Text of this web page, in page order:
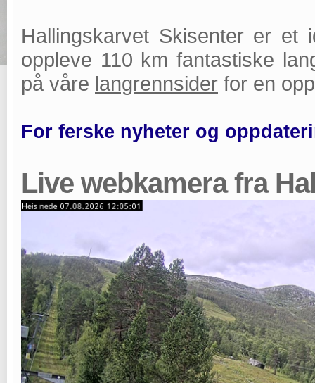
Hallingskarvet Skisenter er et
oppleve 110 km fantastiske
på våre langrennsider for en
For ferske nyheter og
Live webkamera fra